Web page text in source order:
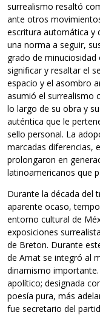
surrealismo resaltó
ante otros
escritura automática y
una norma a seguir,
grado de minuciosidad
significar y resaltar el
espacio y el asombro
asumió el surrealismo
lo largo de su obra y
auténtica que le
sello personal. La
marcadas diferencias,
prolongaron en
latinoamericanos que
Durante la década del
aparente ocaso,
entorno cultural de
exposiciones
de Breton. Durante
de Amat se integró al
dinamismo
apolítico; designada
poesía pura, más
fue secretario del